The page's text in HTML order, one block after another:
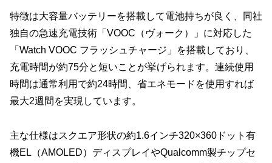
特徴は大容量バッテリーを搭載して電池持ちが良く、同社
独自の急速充電技術「VOOC（ヴォーク）」に対応した
「Watch VOOC フラッシュチャージ」を搭載しており、
充電時間が約75分と短いことが挙げられます。連続使用
時間は通常利用で約24時間、省エネモードを使用すれば
最大2週間を実現しています。
主な仕様はスクエア形状の約1.6インチ320×360ドット有
機EL（AMOLED）ディスプレイやQualcomm製チップセ